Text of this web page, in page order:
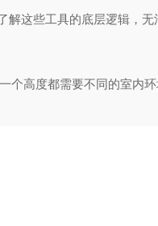
解这些工具的底层逻辑，
高度都需要不同的室内